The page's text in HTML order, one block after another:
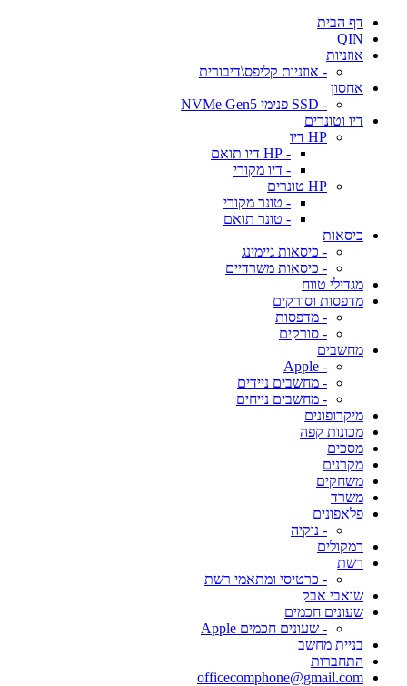
דף הבית
QIN
אוזניות
- אוזניות קליפס\דיבורית
אחסון
- SSD פנימי NVMe Gen5
דיו וטונרים
HP דיו
- HP דיו תואם
- דיו מקורי
HP טונרים
- טונר מקורי
- טונר תואם
כיסאות
- כיסאות גיימינג
- כיסאות משרדיים
מגדילי טווח
מדפסות וסורקים
- מדפסות
- סורקים
מחשבים
- Apple
- מחשבים ניידים
- מחשבים נייחים
מיקרופונים
מכונות קפה
מסכים
מקרנים
משחקים
משרד
פלאפונים
- נוקיה
רמקולים
רשת
- כרטיסי ומתאמי רשת
שואבי אבק
שעונים חכמים
- שעונים חכמים Apple
בניית מחשב
התחברות
officecomphone@gmail.com